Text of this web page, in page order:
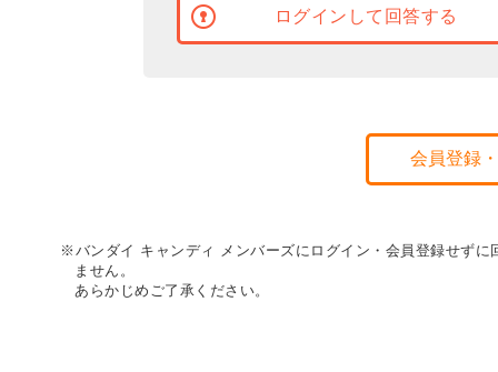
ログインして回答する
会員登録
※バンダイ キャンディ メンバーズにログイン・会員登録せず
ません。
あらかじめご了承ください。